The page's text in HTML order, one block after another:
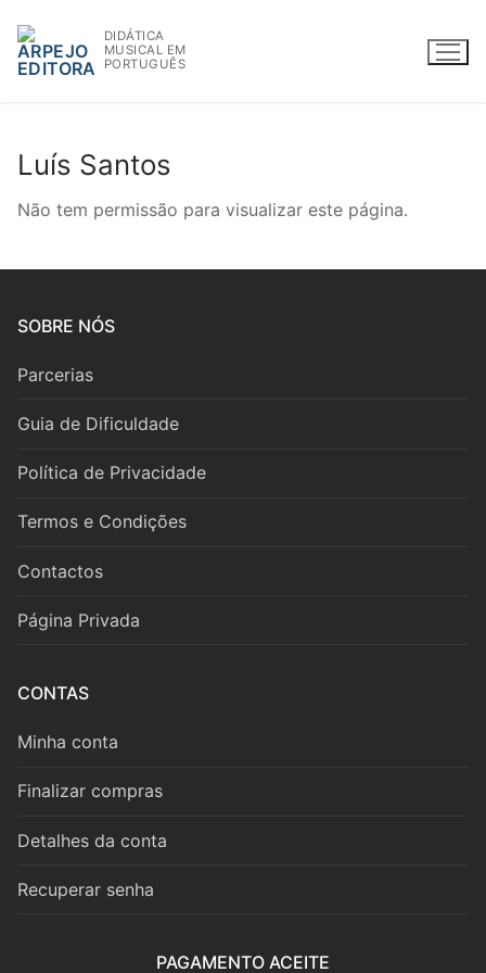
para
conteúdo
DIDÁTICA
MUSICAL EM
PORTUGUÊS
WWW.ARPEJOEDITORA.PT | INFO@ARPEJOEDITORA.PT
Partituras
Madeiras
Trompa
Trompete
Trombone
Eufónio
Tuba
Luís Santos
Não tem permissão para visualizar este página.
SOBRE NÓS
Parcerias
Guia de Dificuldade
Política de Privacidade
Termos e Condições
Contactos
Página Privada
CONTAS
Minha conta
Finalizar compras
Detalhes da conta
Recuperar senha
PAGAMENTO ACEITE